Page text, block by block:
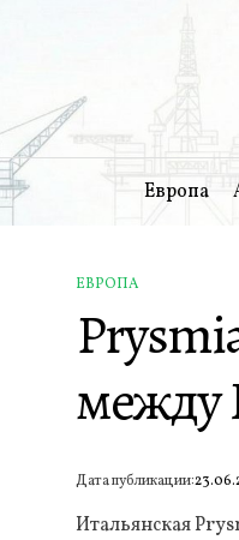
Европа
ОПУБЛИКОВАНО
В
ЕВРОПА
между
Дата публикации:
Итальянская